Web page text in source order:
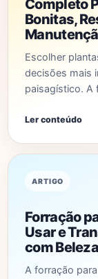
Completo
Bonitas,
Escolher
decisões mais
paisagístico. A
Ler conteúdo
ARTIGO
Forração
Usar e
com
A forração